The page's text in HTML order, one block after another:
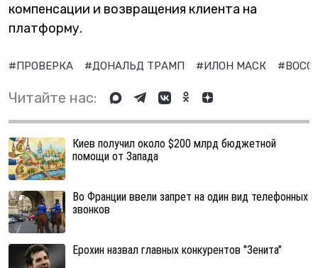
компенсации и возвращения клиента на
платформу.
#ПРОВЕРКА #ДОНАЛЬД ТРАМП #ИЛОН МАСК
Читайте нас:
Киев получил около $200 млрд бюджетной
помощи от Запада
Во Франции ввели запрет на один вид телефонных
звонков
Ерохин назвал главных конкурентов "Зенита"